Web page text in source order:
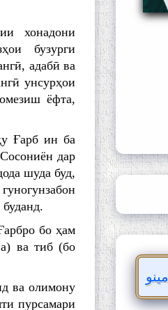
хонадони
бузурги
адабӣ ва
унсурҳои
ёфта,
Ғарб ин ба
дар
шуда буд,
бо ҳам
ва тиб (бо
ва олимону
пурсамари
مینو